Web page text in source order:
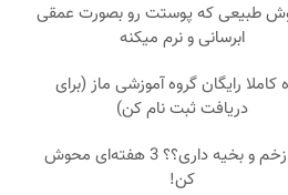
طبیعی که پوستت رو بصورت عمقی
ابرسانی و نرم میکنه
کاملا رایگان گروه آموزشی ماز (برای
دریافت ثبت نام کن)
جای زخم و بخیه داری؟؟ 3 هفته‌ای محوش
کن!